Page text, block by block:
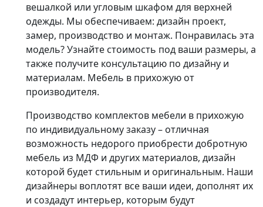
вешалкой или угловым шкафом для верхней
одежды. Мы обеспечиваем: дизайн проект,
замер, производство и монтаж. Понравилась эта
модель? Узнайте стоимость под ваши размеры, а
также получите консультацию по дизайну и
материалам. Мебель в прихожую от
производителя.
Производство комплектов мебели в прихожую
по индивидуальному заказу – отличная
возможность недорого приобрести добротную
мебель из МДФ и других материалов, дизайн
которой будет стильным и оригинальным. Наши
дизайнеры воплотят все ваши идеи, дополнят их
и создадут интерьер, которым будут